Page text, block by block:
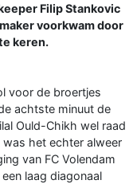
Filip Stankovic
voorkwam door
keren.
voor de broertjes
achtste minuut de
Ould-Chikh wel raad
was het echter alweer
van FC Volendam
laag diagonaal